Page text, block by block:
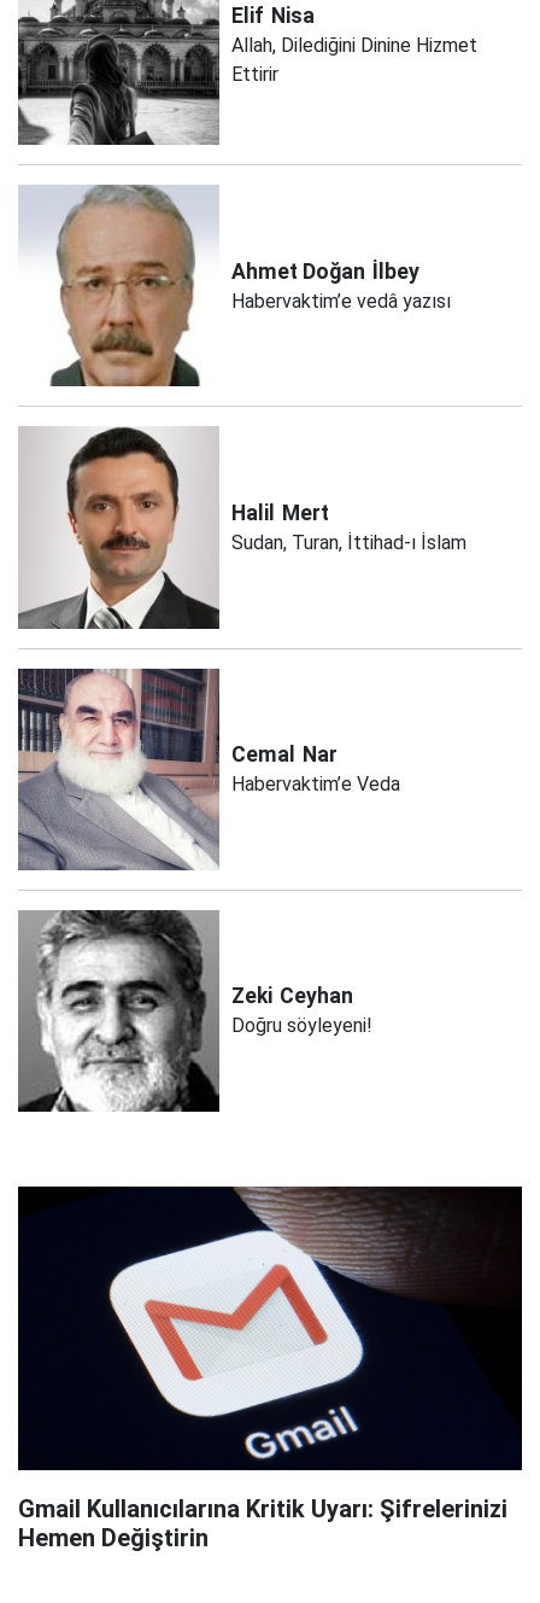
Elif Nisa
Allah, Dilediğini Dinine Hizmet
Ettirir
Ahmet Doğan İlbey
Habervaktim’e vedâ yazısı
Halil Mert
Sudan, Turan, İttihad-ı İslam
Cemal Nar
Habervaktim’e Veda
Zeki Ceyhan
Doğru söyleyeni!
Gmail Kullanıcılarına Kritik Uyarı: Şifrelerinizi
Hemen Değiştirin